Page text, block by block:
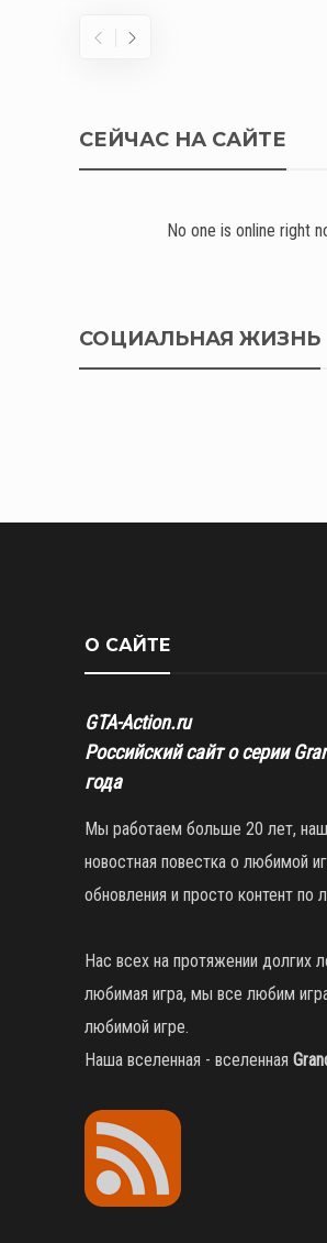
СЕЙЧАС НА САЙТЕ
No one is online right
СОЦИАЛЬНАЯ ЖИЗНЬ
О САЙТЕ
GTA-Action.ru
Российский сайт о серии
года
Мы работаем больше 20 лет,
новостная повестка о любимой
обновления и просто контент по
Нас всех на протяжении долгих
любимая игра, мы все любим
любимой игре.
Наша вселенная - вселенная